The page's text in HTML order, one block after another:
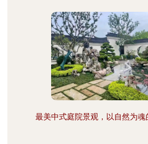
最美中式庭院景观，以自然为魂